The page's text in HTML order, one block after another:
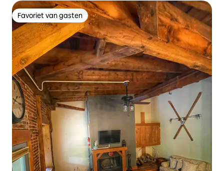
Favoriet van gasten
Favoriet van gasten